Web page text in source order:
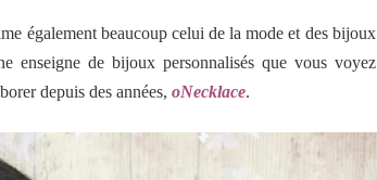
également beaucoup celui de la mode et des bijoux
enseigne de bijoux personnalisés que vous voyez
depuis des années, oNecklace.